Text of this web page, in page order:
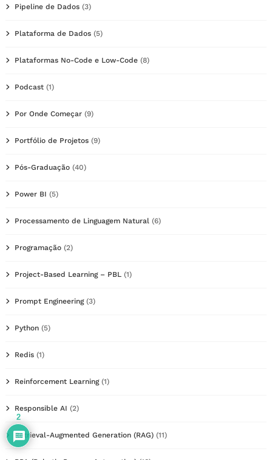
Pipeline de Dados (3)
Plataforma de Dados (5)
Plataformas No-Code e Low-Code (8)
Podcast (1)
Por Onde Começar (9)
Portfólio de Projetos (9)
Pós-Graduação (40)
Power BI (5)
Processamento de Linguagem Natural (6)
Programação (2)
Project-Based Learning – PBL (1)
Prompt Engineering(3)
Python (5)
Redis (1)
Reinforcement Learning(1)
Responsible AI (2)
Retrieval-Augmented Generation (RAG) (11)
2